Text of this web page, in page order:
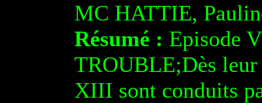
MC HATTIE,
Résumé : Episode
TROUBLE;Dès leur
XIII sont conduits